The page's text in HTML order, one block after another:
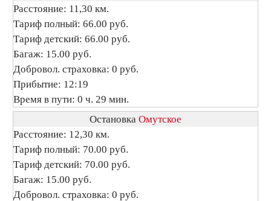
Расстояние: 11,30 км.
Тариф полный: 66.00 руб.
Тариф детский: 66.00 руб.
Багаж: 15.00 руб.
Добровол. страховка: 0 руб.
Прибытие: 12:19
Время в пути: 0 ч. 29 мин.
Остановка Омутское
Расстояние: 12,30 км.
Тариф полный: 70.00 руб.
Тариф детский: 70.00 руб.
Багаж: 15.00 руб.
Добровол. страховка: 0 руб.